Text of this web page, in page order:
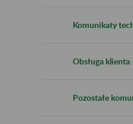
Komunikaty
Obsługa klienta
Pozostałe